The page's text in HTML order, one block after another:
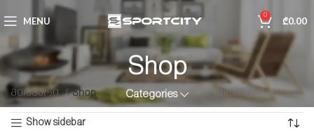
MENU 0 ₾0.00
Shop
Categories
მთავარი Shop Showing all 4 results
Show sidebar